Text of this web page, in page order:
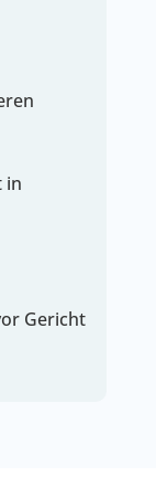
in
Gericht